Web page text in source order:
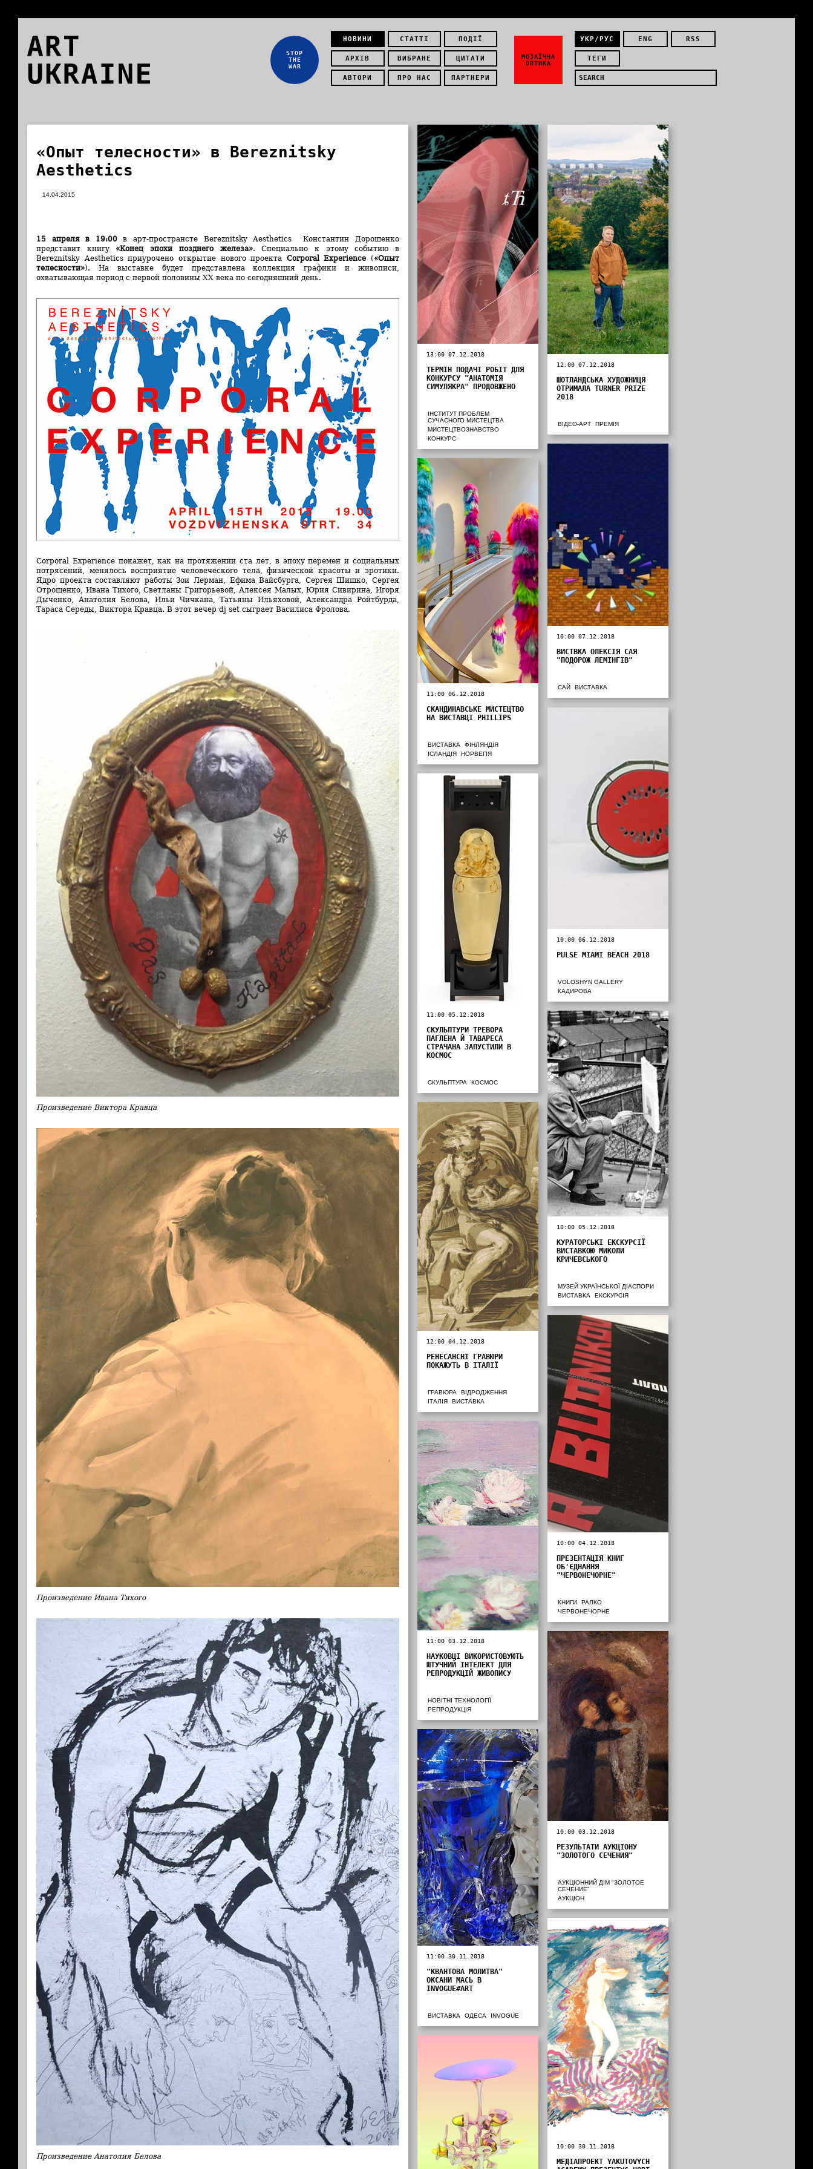
ART
UKRAINE
НОВИНИ СТАТТІ ПОДІЇ
АРХІВ ВИБРАНЕ ЦИТАТИ
АВТОРИ ПРО НАС ПАРТНЕРИ
STOP
THE
WAR
УКР/РУС ENG RSS
ТЕГИ
МОЗАЇЧНА
ОПТИКА
«Опыт телесности» в Bereznitsky
Aesthetics
14.04.2015
15 апреля в 19:00в арт-пространсте Bereznitsky Aesthetics
Константин Дорошенко
представит книгу «Конец эпохи позднего железа». Специально к этому событию в
Bereznitsky Aesthetics приурочено открытие нового проекта Corporal Experience («Опыт
телесности»). На выставке будет представлена коллекция графики и живописи,
охватывающая период с первой половины ХХ века по сегодняшний день.
Corporal Experience покажет, как на протяжении ста лет, в эпоху перемен и социальных
потрясений, менялось восприятие человеческого тела, физической красоты и эротики.
Ядро проекта составляют работы Зои Лерман, Ефима Вайсбурга, Сергея Шишко, Сергея
Отрощенко, Ивана Тихого, Светланы Григорьевой, Алексея Малых, Юрия Сивирина, Игоря
Дыченко, Анатолия Белова, Ильи Чичкана, Татьяны Ильяховой, Александра Ройтбурда,
Тараса Середы, Виктора Кравца. В этот вечер dj set сыграет Василиса Фролова.
Произведение Виктора Кравца
Произведение Ивана Тихого
Произведение Анатолия Белова
13:00 07.12.2018
ТЕРМІН ПОДАЧІ РОБІТ ДЛЯ
КОНКУРСУ "АНАТОМІЯ
СИМУЛЯКРА" ПРОДОВЖЕНО
ІНСТИТУТ ПРОБЛЕМ
СУЧАСНОГО МИСТЕЦТВА
МИСТЕЦТВОЗНАВСТВО
КОНКУРС
12:00 07.12.2018
ШОТЛАНДСЬКА ХУДОЖНИЦЯ
ОТРИМАЛА TURNER PRIZE
2018
ВІДЕО-АРТ ПРЕМІЯ
10:00 07.12.2018
ВИСТВКА ОЛЕКСІЯ САЯ
"ПОДОРОЖ ЛЕМІНГІВ"
САЙ
ВИСТАВКА
11:00 06.12.2018
СКАНДИНАВСЬКЕ МИСТЕЦТВО
НА ВИСТАВЦІ PHILLIPS
ВИСТАВКА
ФІНЛЯНДІЯ
ІСЛАНДІЯ
НОРВЕГІЯ
10:00 06.12.2018
PULSE MIAMI BEACH 2018
VOLOSHYN GALLERY
КАДИРОВА
11:00 05.12.2018
СКУЛЬПТУРИ ТРЕВОРА
ПАГЛЕНА Й ТАВАРЕСА
СТРАЧАНА ЗАПУСТИЛИ В
КОСМОС
СКУЛЬПТУРА КОСМОС
10:00 05.12.2018
КУРАТОРСЬКІ ЕКСКУРСІЇ
ВИСТАВКОЮ МИКОЛИ
КРИЧЕВСЬКОГО
МУЗЕЙ УКРАЇНСЬКОЇ ДІАСПОРИ
ВИСТАВКА
ЕКСКУРСІЯ
12:00 04.12.2018
РЕНЕСАНСНІ ГРАВЮРИ
ПОКАЖУТЬ В ІТАЛІЇ
ГРАВЮРА
ВІДРОДЖЕННЯ
ІТАЛІЯ
ВИСТАВКА
10:00 04.12.2018
ПРЕЗЕНТАЦІЯ КНИГ
ОБ'ЄДНАННЯ
"ЧЕРВОНЕЧОРНЕ"
КНИГИ
РАЛКО
ЧЕРВОНЕЧОРНЕ
11:00 03.12.2018
НАУКОВЦІ ВИКОРИСТОВУЮТЬ
ШТУЧНИЙ ІНТЕЛЕКТ ДЛЯ
РЕПРОДУКЦІЙ ЖИВОПИСУ
НОВІТНІ ТЕХНОЛОГІЇ
РЕПРОДУКЦІЯ
10:00 03.12.2018
РЕЗУЛЬТАТИ АУКЦІОНУ
"ЗОЛОТОГО СЕЧЕНИЯ"
АУКЦІОННИЙ ДІМ "ЗОЛОТОЕ
СЕЧЕНИЕ"
АУКЦІОН
11:00 30.11.2018
"КВАНТОВА МОЛИТВА"
ОКСАНИ МАСЬ В
INVOGUE#ART
ВИСТАВКА ОДЕСА INVOGUE
10:00 30.11.2018
МЕДІАПРОЕКТ YAKUTOVYCH